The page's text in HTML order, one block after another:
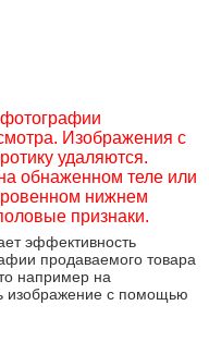
фотографии
Изображения с
удаляются.
обнаженном теле или
нижнем
признаки.
эффективность
продаваемого товара
например на
изображение с помощью